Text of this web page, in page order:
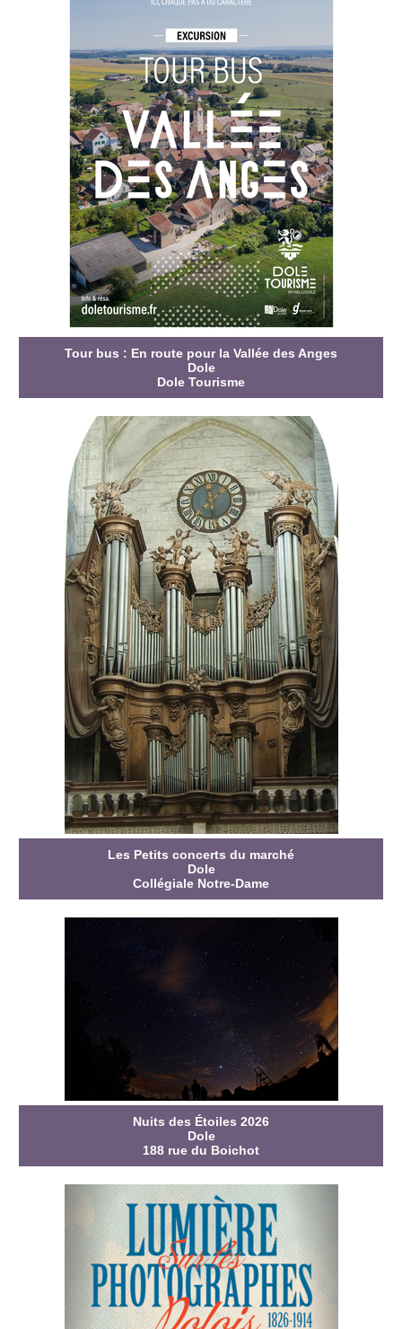
Tour bus : En route pour la Vallée des Anges
Dole
Dole Tourisme
Les Petits concerts du marché
Dole
Collégiale Notre-Dame
Nuits des Étoiles 2026
Dole
188 rue du Boichot